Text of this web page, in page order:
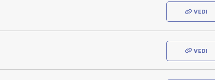
VEDI
VEDI